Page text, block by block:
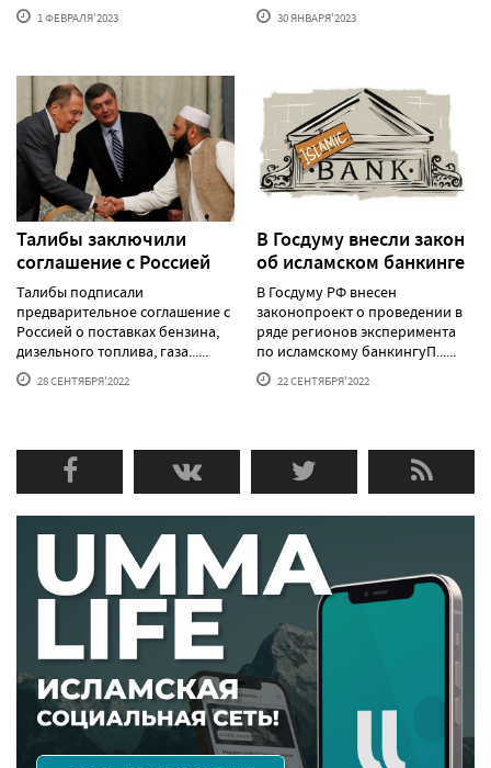
1 ФЕВРАЛЯ'2023 30 ЯНВАРЯ'2023
Талибы заключили
соглашение с Россией
Талибы подписали
предварительное соглашение с
Россией о поставках бензина,
дизельного топлива, газа......
28 СЕНТЯБРЯ'2022
В Госдуму внесли закон
об исламском банкинге
В Госдуму РФ внесен
законопроект о проведении в
ряде регионов эксперимента
по исламскому банкингуП......
22 СЕНТЯБРЯ'2022